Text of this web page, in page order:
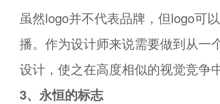
虽然logo并不代表品牌，但logo可
播。作为设计师来说需要做到从一
设计，使之在高度相似的视觉竞争
3、永恒的标志